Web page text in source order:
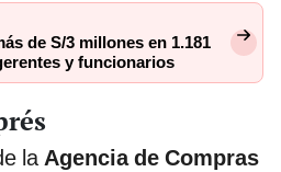
de S/3 millones en 1.181
y funcionarios
la Agencia de Compras